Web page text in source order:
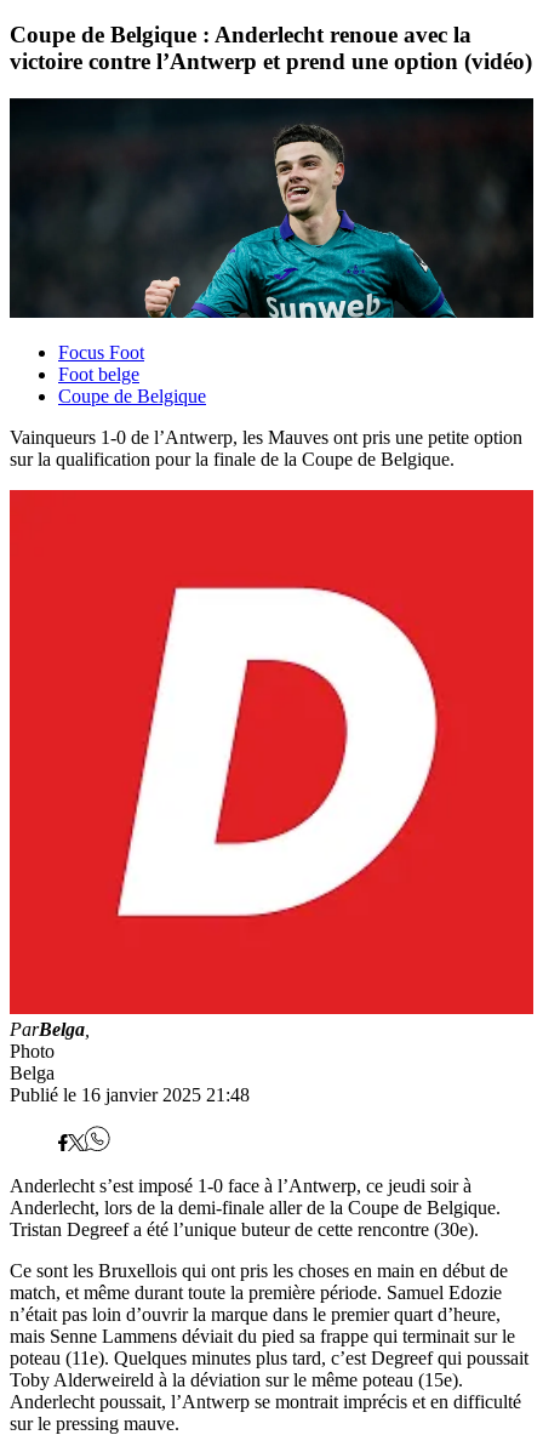
Coupe de Belgique : Anderlecht renoue avec la
victoire contre l’Antwerp et prend une option (vidéo)
Focus Foot
Foot belge
Coupe de Belgique
Vainqueurs 1-0 de l’Antwerp, les Mauves ont pris une petite option
sur la qualification pour la finale de la Coupe de Belgique.
ParBelga
Photo
Belga
Publié le 16 janvier 2025 21:48
Anderlecht s’est imposé 1-0 face à l’Antwerp, ce jeudi soir à
Anderlecht, lors de la demi-finale aller de la Coupe de Belgique.
Tristan Degreef a été l’unique buteur de cette rencontre (30e).
Ce sont les Bruxellois qui ont pris les choses en main en début de
match, et même durant toute la première période. Samuel Edozie
n’était pas loin d’ouvrir la marque dans le premier quart d’heure,
mais Senne Lammens déviait du pied sa frappe qui terminait sur le
poteau (11e). Quelques minutes plus tard, c’est Degreef qui poussait
Toby Alderweireld à la déviation sur le même poteau (15e).
Anderlecht poussait, l’Antwerp se montrait imprécis et en difficulté
sur le pressing mauve.